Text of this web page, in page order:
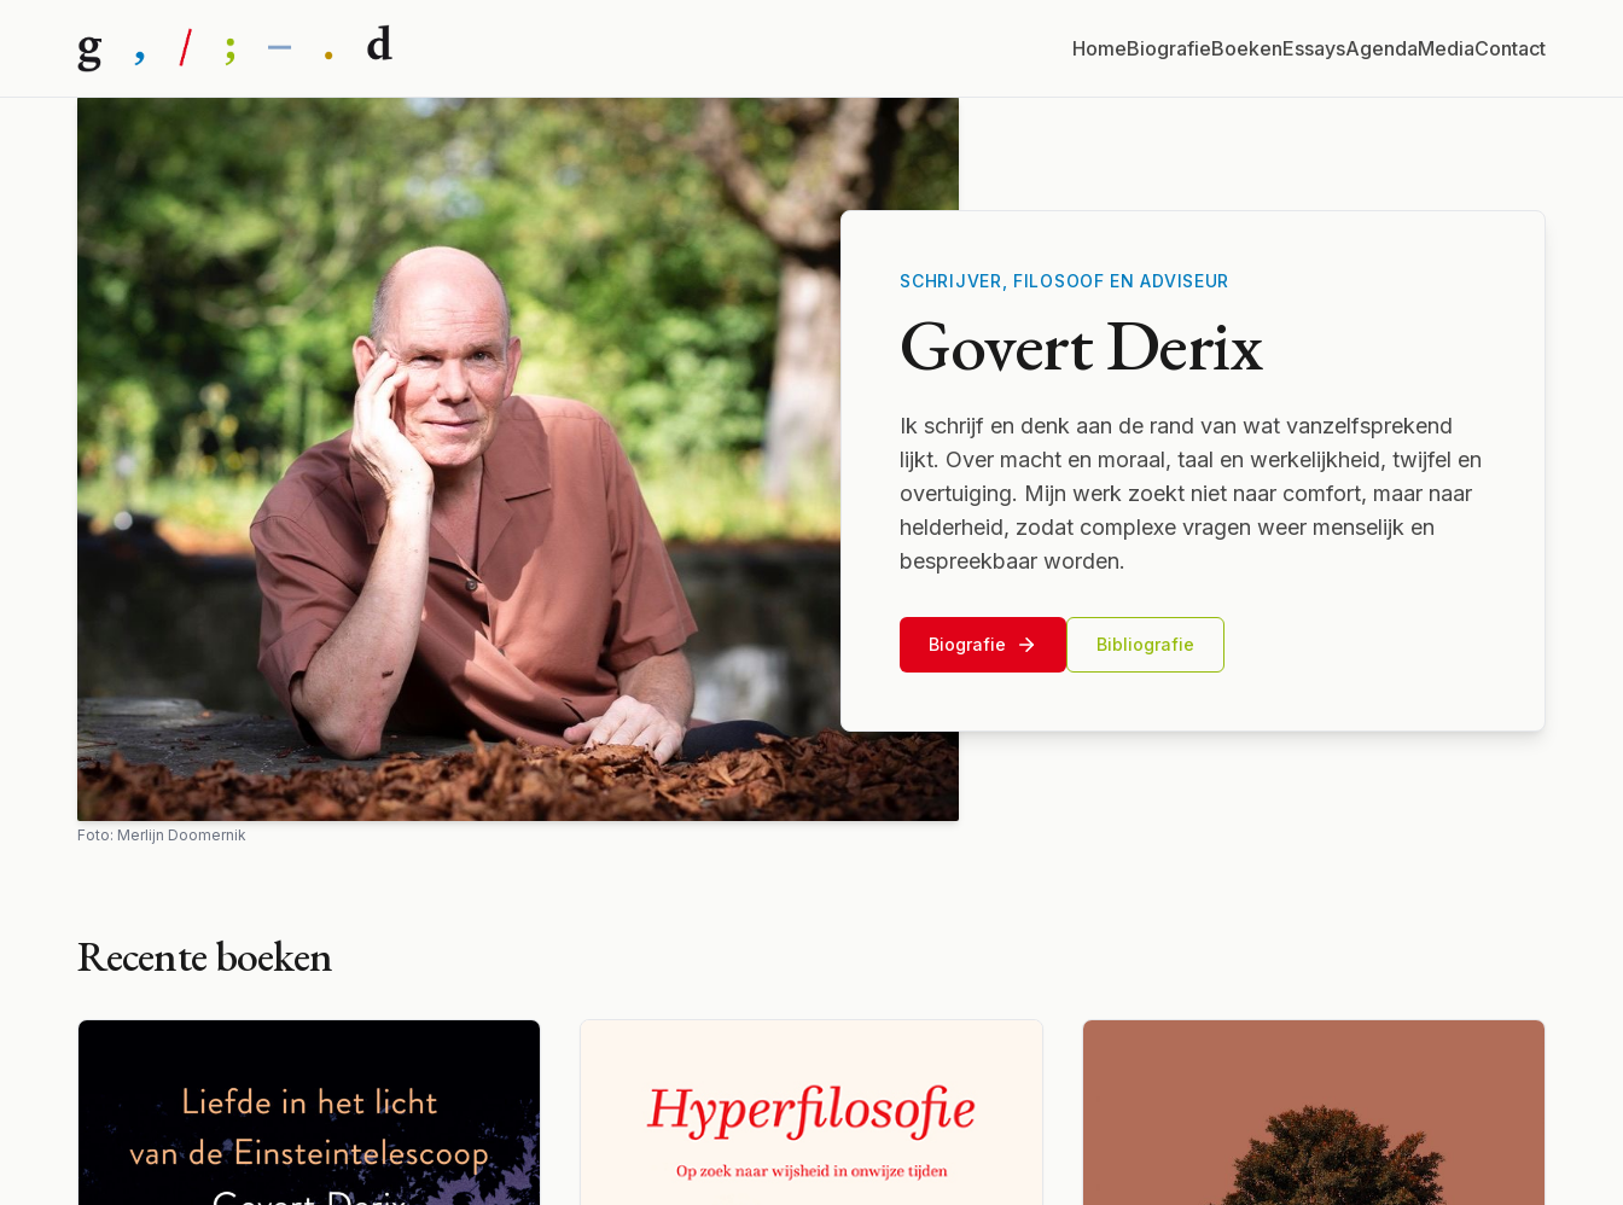
HomeBiografieBoekenEssaysAgendaMediaContact
Foto: Merlijn Doomernik
SCHRIJVER, FILOSOOF EN ADVISEUR
Govert Derix
Ik schrijf en denk aan de rand van wat vanzelfsprekend
lijkt. Over macht en moraal, taal en werkelijkheid, twijfel en
overtuiging. Mijn werk zoekt niet naar comfort, maar naar
helderheid, zodat complexe vragen weer menselijk en
bespreekbaar worden.
Biografie Bibliografie
Recente boeken